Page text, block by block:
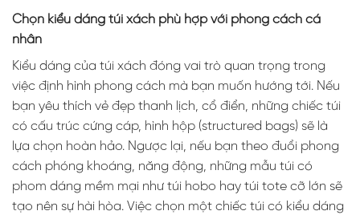
Chọn kiểu dáng túi xách phù hợp với phong cách cá
nhân
Kiểu dáng của túi xách đóng vai trò quan trọng trong
việc định hình phong cách mà bạn muốn hướng tới. Nếu
bạn yêu thích vẻ đẹp thanh lịch, cổ điển, những chiếc túi
có cấu trúc cứng cáp, hình hộp (structured bags) sẽ là
lựa chọn hoàn hảo. Ngược lại, nếu bạn theo đuổi phong
cách phóng khoáng, năng động, những mẫu túi có
phom dáng mềm mại như túi hobo hay túi tote cỡ lớn sẽ
tạo nên sự hài hòa. Việc chọn một chiếc túi có kiểu dáng